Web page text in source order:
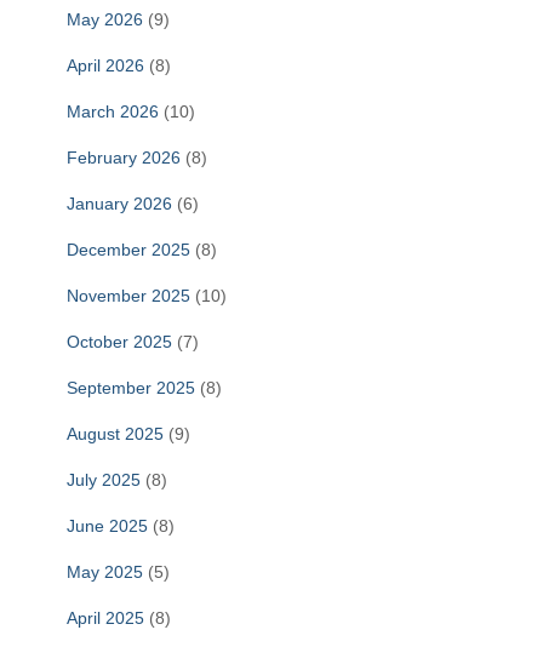
May 2026 (9)
April 2026 (8)
March 2026 (10)
February 2026 (8)
January 2026 (6)
December 2025 (8)
November 2025 (10)
October 2025 (7)
September 2025 (8)
August 2025 (9)
July 2025 (8)
June 2025 (8)
May 2025 (5)
April 2025 (8)